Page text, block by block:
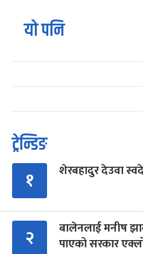
यो पनि
ट्रेन्डिङ
१ शेरबहादुर देउवा
२
बालेनलाई मनीष
पाएको सरकार